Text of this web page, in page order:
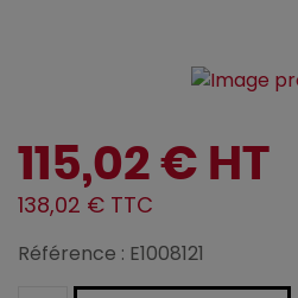
115,02 € HT
138,02 € TTC
Référence : E1008121